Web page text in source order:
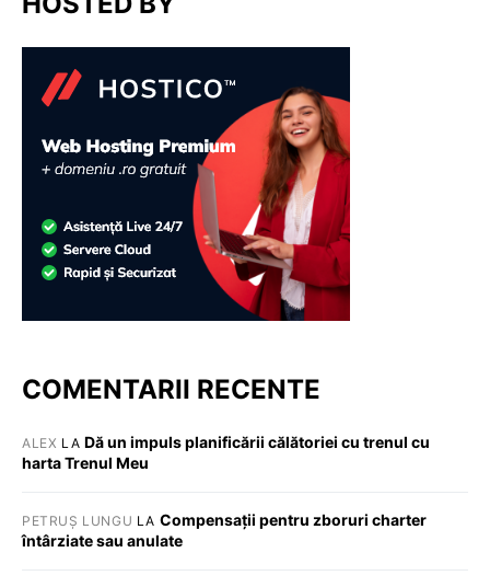
COMENTARII RECENTE
ALEX LA Dă un impuls planificării călătoriei cu trenul cu
harta Trenul Meu
PETRUȘ LUNGU LA Compensații pentru zboruri charter
întârziate sau anulate